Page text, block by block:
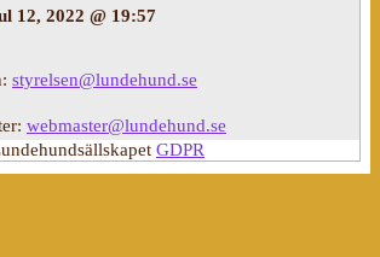
12, 2022 @ 19:57
styrelsen@lundehund.se
webmaster@lundehund.se
GDPR